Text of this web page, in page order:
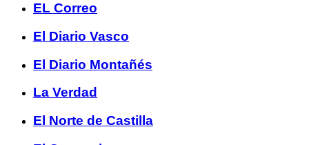
EL Correo
El Diario Vasco
El Diario Montañés
La Verdad
El Norte de Castilla